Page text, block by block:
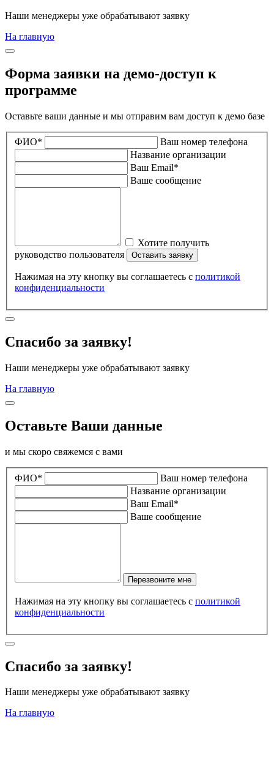
Наши менеджеры уже обрабатывают заявку
На главную
Форма заявки на демо-доступ к
программе
Оставьте ваши данные и мы отправим вам доступ к демо базе
ФИО*
Ваш номер телефона
Название организации
Ваш Email*
Ваше сообщение
руководство пользователя
Оставить заявку
Нажимая на эту кнопку вы соглашаетесь с политикой
конфиденциальности
Спасибо за заявку!
Наши менеджеры уже обрабатывают заявку
На главную
Оставьте Ваши данные
и мы скоро свяжемся с вами
ФИО*
Ваш номер телефона
Название организации
Ваш Email*
Ваше сообщение
Перезвоните мне
Нажимая на эту кнопку вы соглашаетесь с политикой
конфиденциальности
Спасибо за заявку!
Наши менеджеры уже обрабатывают заявку
На главную